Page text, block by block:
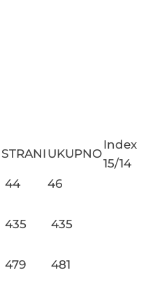
STRANI UKUPNO
Index
15/14
44
46
435
435
479 481